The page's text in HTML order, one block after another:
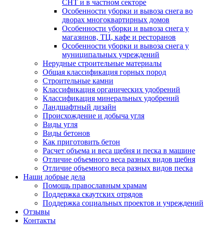
СНТ и в частном секторе
Особенности уборки и вывоза снега во
дворах многоквартирных домов
Особенности уборки и вывоза снега у
магазинов, ТЦ, кафе и ресторанов
Особенности уборки и вывоза снега у
муниципальных учреждений
Нерудные строительные материалы
Общая классификация горных пород
Строительные камни
Классификация органических удобрений
Классификация минеральных удобрений
Ландшафтный дизайн
Происхождение и добыча угля
Виды угля
Виды бетонов
Как приготовить бетон
Расчет объема и веса щебня и песка в машине
Отличие объемного веса разных видов щебня
Отличие объемного веса разных видов песка
Наши добрые дела
Помощь православным храмам
Поддержка скаутских отрядов
Поддержка социальных проектов и учреждений
Отзывы
Контакты